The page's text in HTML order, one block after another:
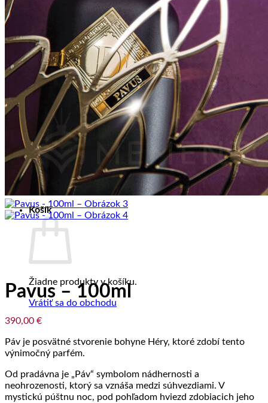
Vône do šatníka
Katalytické lampy Náplne
Darčekové sady
Tašky
Hľadať:
Žiadne produkty v košíku.
Vrátiť sa do obchodu
Košík
Žiadne produkty v košíku.
Vrátiť sa do obchodu
Pavus – 100ml
390,00 €
Páv je posvätné stvorenie bohyne Héry, ktoré zdobí tento
výnimočný parfém.
Od pradávna je „Páv“ symbolom nádhernosti a
neohrozenosti, ktorý sa vznáša medzi súhvezdiami. V
mystickú púštnu noc, pod pohľadom hviezd zdobiacich jeho